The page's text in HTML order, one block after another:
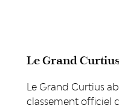
Le Grand
Le Grand Curtius
classement officiel